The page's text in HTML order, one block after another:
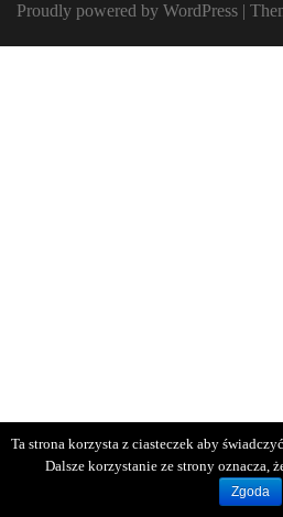
Proudly powered by WordPress |
Ta strona korzysta z ciasteczek aby
Dalsze korzystanie ze strony oznacza,
Zgoda